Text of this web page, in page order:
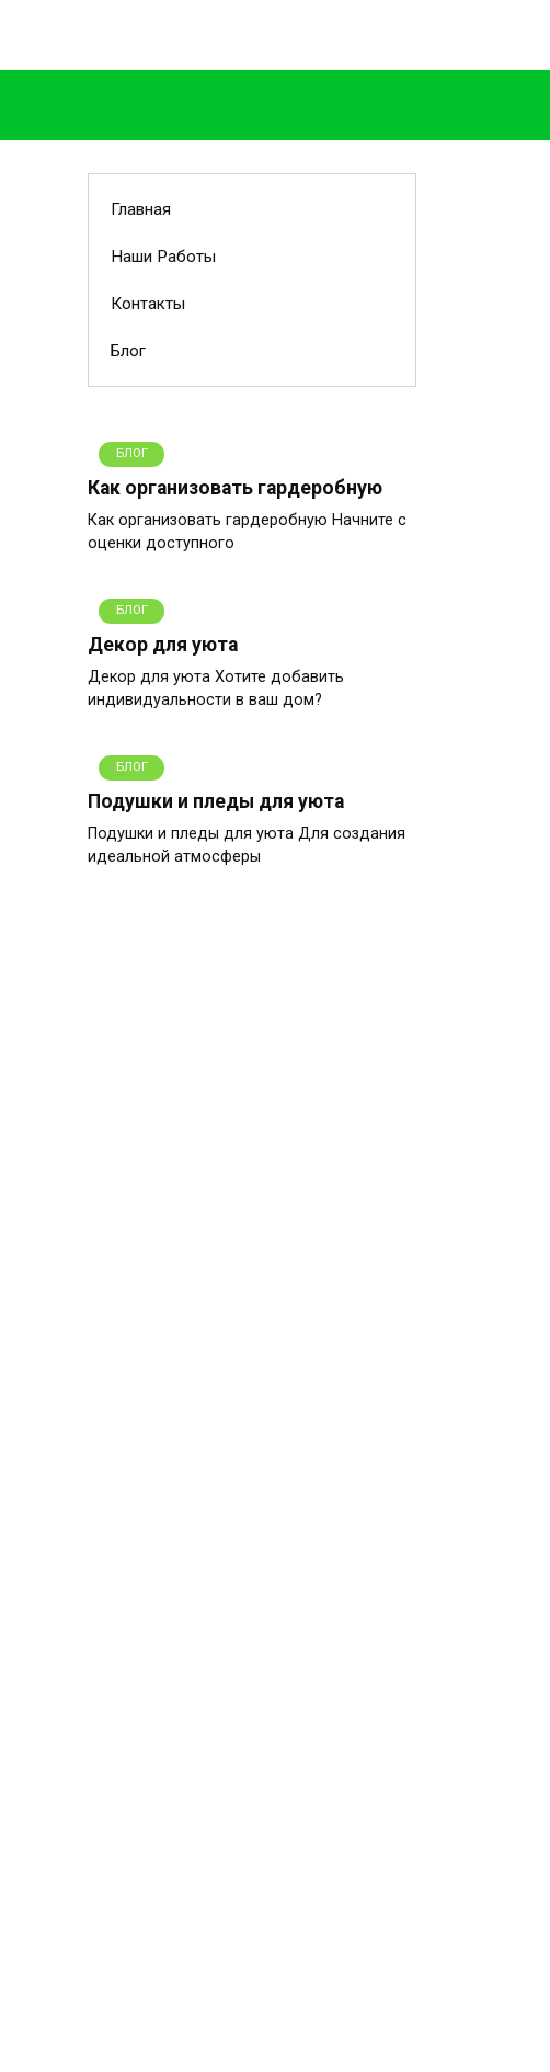
Главная
Наши Работы
Контакты
Блог
БЛОГ
Как организовать гардеробную
Как организовать гардеробную Начните с
оценки доступного
БЛОГ
Декор для уюта
Декор для уюта Хотите добавить
индивидуальности в ваш дом?
БЛОГ
Подушки и пледы для уюта
Подушки и пледы для уюта Для создания
идеальной атмосферы